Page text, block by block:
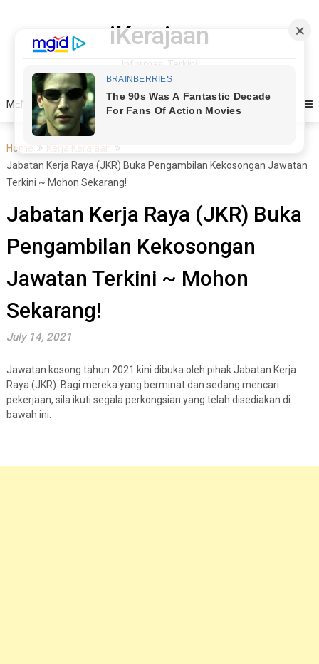
iKerajaan
Informasi Terkini
MENU
Home
Kerja Kerajaan
Jabatan Kerja Raya (JKR) Buka Pengambilan Kekosongan Jawatan
Terkini ~ Mohon Sekarang!
Jabatan Kerja Raya (JKR) Buka
Pengambilan Kekosongan
Jawatan Terkini ~ Mohon
Sekarang!
July 14, 2021
Jawatan kosong tahun 2021 kini dibuka oleh pihak Jabatan Kerja
Raya (JKR). Bagi mereka yang berminat dan sedang mencari
pekerjaan, sila ikuti segala perkongsian yang telah disediakan di
bawah ini.